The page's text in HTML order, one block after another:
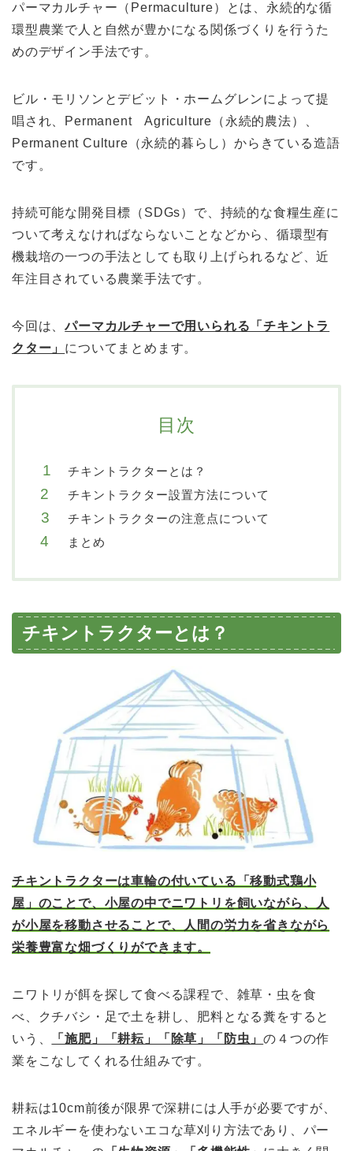
パーマカルチャー（ Permaculture） とは、 永続的な循
環型農業で人と自然が豊かになる関係づくりを行うた
めのデザイン手法です。
ビル・モリソンとデビット・ホームグレンによって提
唱され、
Permanent Agriculture（永続的農法）、
Permanent Culture（永続的暮らし）からきている造語
です。
持続可能な開発目標（SDGs）で、持続的な食糧生産に
ついて考えなければならないことなどから、循環型有
機栽培の一つの手法としても取り上げられるなど、近
年注目されている農業手法です。
今回は、パーマカルチャーで用いられる「チキントラ
クター」 についてまとめます。
目次
チキントラクターとは？
チキントラクター設置方法について
チキントラクターの注意点について
まとめ
チキントラクターとは？
チキントラクターは車輪の付いている「移動式鶏小
屋」のことで、小屋の中でニワトリを飼いながら、人
が小屋を移動させることで、人間の労力を省きながら
栄養豊富な畑づくりができます。
ニワトリが餌を探して食べる課程で、雑草・虫を食
べ、クチバシ・足で土を耕し、肥料となる糞をすると
いう、
「施肥」「耕耘」「 除草」「防虫」の４つの作
業をこなしてくれる仕組みです。
耕耘は10cm前後が限界で深耕には人手が必要ですが、
エネルギーを使わないエコな草刈り方法であり、パー